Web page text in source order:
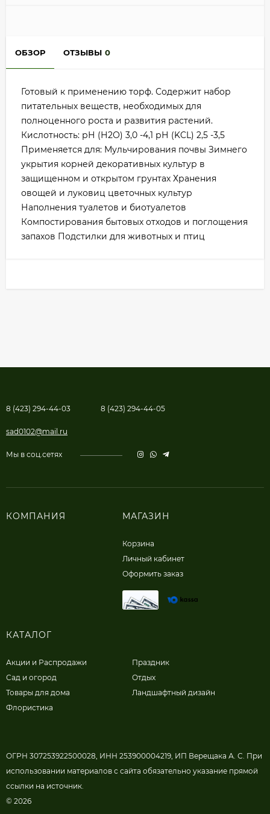
ОБЗОР ОТЗЫВЫ 0
Готовый к применению торф. Содержит набор
питательных веществ, необходимых для
полноценного роста и развития растений.
Кислотность: рН (Н2О) 3,0 -4,1 рН (KCL) 2,5 -3,5
Применяется для: Мульчирования почвы Зимнего
укрытия корней декоративных культур в
защищенном и открытом грунтах Хранения
овощей и луковиц цветочных культур
Наполнения туалетов и биотуалетов
Компостирования бытовых отходов и поглощения
запахов Подстилки для животных и птиц
8 (423) 294-44-03 8 (423) 294-44-05
sad0102@mail.ru
Мы в соц.сетях
КОМПАНИЯ МАГАЗИН
Корзина
Личный кабинет
Оформить заказ
КАТАЛОГ
Акции и Распродажи
Сад и огород
Товары для дома
Флористика
Праздник
Отдых
Ландшафтный дизайн
ОГРН 307253922500028, ИНН 253900004219, ИП Верещака А. С. При
использовании материалов с сайта обязательно указание прямой
ссылки на источник.
© 2026